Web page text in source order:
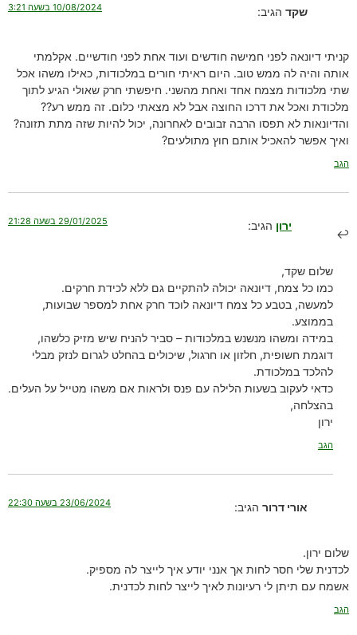
שקד הגיב: 10/08/2024 בשעה 3:21
קניתי דיונאה לפני חמישה חודשים ועוד אחת לפני חודשיים. אקלמתי
אותה והיה לה ממש טוב. היום ראיתי חורים במלכודות, כאילו משהו אכל
שתי מלכודות מצמח אחד ואחת מהשני. חיפשתי חרק שאולי הגיע לתוך
מלכודת ואכל את דרכו החוצה אבל לא מצאתי כלום. זה ממש רע??
והדיונאות לא תפסו הרבה זבובים לאחרונה, יכול להיות שזה מתת תזונה?
ואיך אפשר להאכיל אותם חוץ מתולעים?
הגב
ירון הגיב: 29/01/2025 בשעה 21:28
שלום שקד,
כמו כל צמח, דיונאה יכולה להתקיים גם ללא לכידת חרקים.
למעשה, בטבע כל צמח דיונאה לוכד חרק אחת למספר שבועות,
בממוצע.
במידה ומשהו מנשנש במלכודות – סביר להניח שיש מזיק כלשהו,
דוגמת חשופית, חלזון או חרגול, שיכולים בהחלט לגרום לנזק מבלי
להלכד במלכודת.
כדאי לעקוב בשעות הלילה עם פנס ולראות אם משהו מטייל על העלים.
בהצלחה,
ירון
הגב
אורי דרור הגיב: 23/06/2024 בשעה 22:30
שלום ירון.
לכדנית שלי חסר לחות אך אנני יודע איך לייצר לה מספיק.
אשמח עם תיתן לי רעיונות לאיך לייצר לחות לכדנית.
הגב